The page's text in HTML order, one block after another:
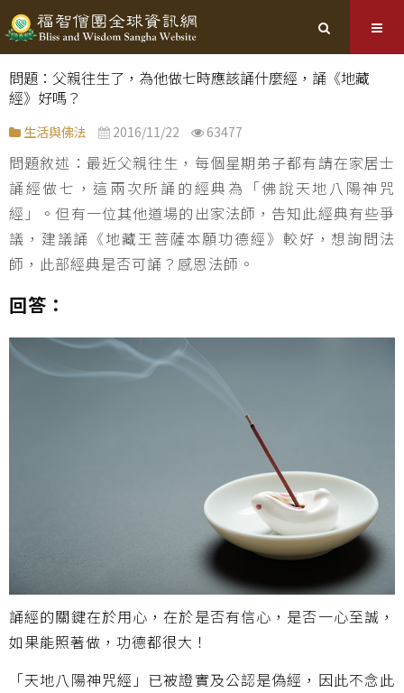
問題：父親往生了，為他做七時應該誦什麼經，誦《地藏
經》好嗎？
生活與佛法 2016/11/22 63477
問題敘述：最近父親往生，每個星期弟子都有請在家居士
誦經做七，這兩次所誦的經典為「佛說天地八陽神咒
經」。但有一位其他道場的出家法師，告知此經典有些爭
議，建議誦《地藏王菩薩本願功德經》較好，想詢問法
師，此部經典是否可誦？感恩法師。
回答：
誦經的關鍵在於用心，在於是否有信心，是否一心至誠，
如果能照著做，功德都很大！
「天地八陽神咒經」已被證實及公認是偽經，因此不念此